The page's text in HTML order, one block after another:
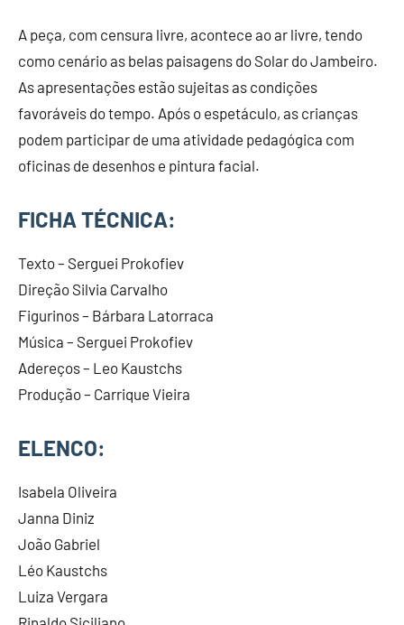
A peça, com censura livre, acontece ao ar livre, tendo
como cenário as belas paisagens do Solar do Jambeiro.
As apresentações estão sujeitas as condições
favoráveis do tempo. Após o espetáculo, as crianças
podem participar de uma atividade pedagógica com
oficinas de desenhos e pintura facial.
FICHA TÉCNICA:
Texto – Serguei Prokofiev
Direção Silvia Carvalho
Figurinos – Bárbara Latorraca
Música – Serguei Prokofiev
Adereços – Leo Kaustchs
Produção – Carrique Vieira
ELENCO:
Isabela Oliveira
Janna Diniz
João Gabriel
Léo Kaustchs
Luiza Vergara